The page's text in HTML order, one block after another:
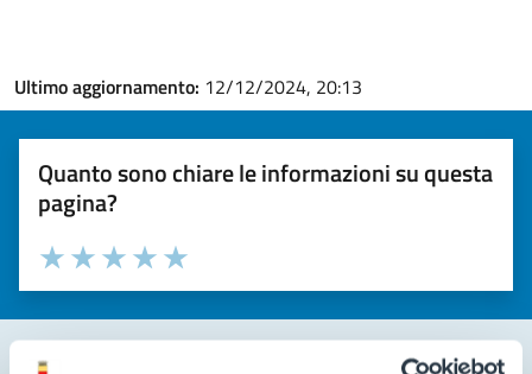
Ultimo aggiornamento: 12/12/2024, 20:13
Quanto sono chiare le informazioni su questa
pagina?
Valuta la chiarezza delle informazioni (da 1 a 5 stelle)
Seleziona il numero di stelle per valutare la chiarezza delle
Valuta 5 stelle su 5
Valuta 4 stelle su 5
Valuta 3 stelle su 5
Valuta 2 stelle su 5
Valuta 1 stelle su 5